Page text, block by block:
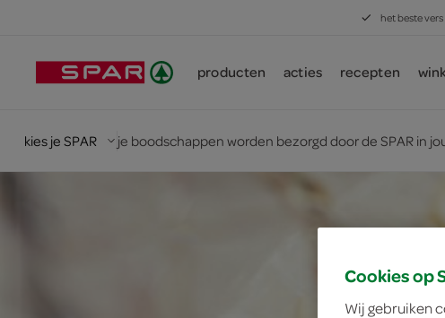
het beste
producten acties recepten
kies je SPAR je boodschappen worden bezorgd door de SPAR in
Cookies op
Wij gebruiken